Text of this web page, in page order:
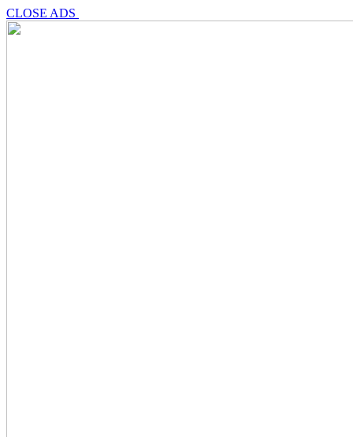
CLOSE ADS